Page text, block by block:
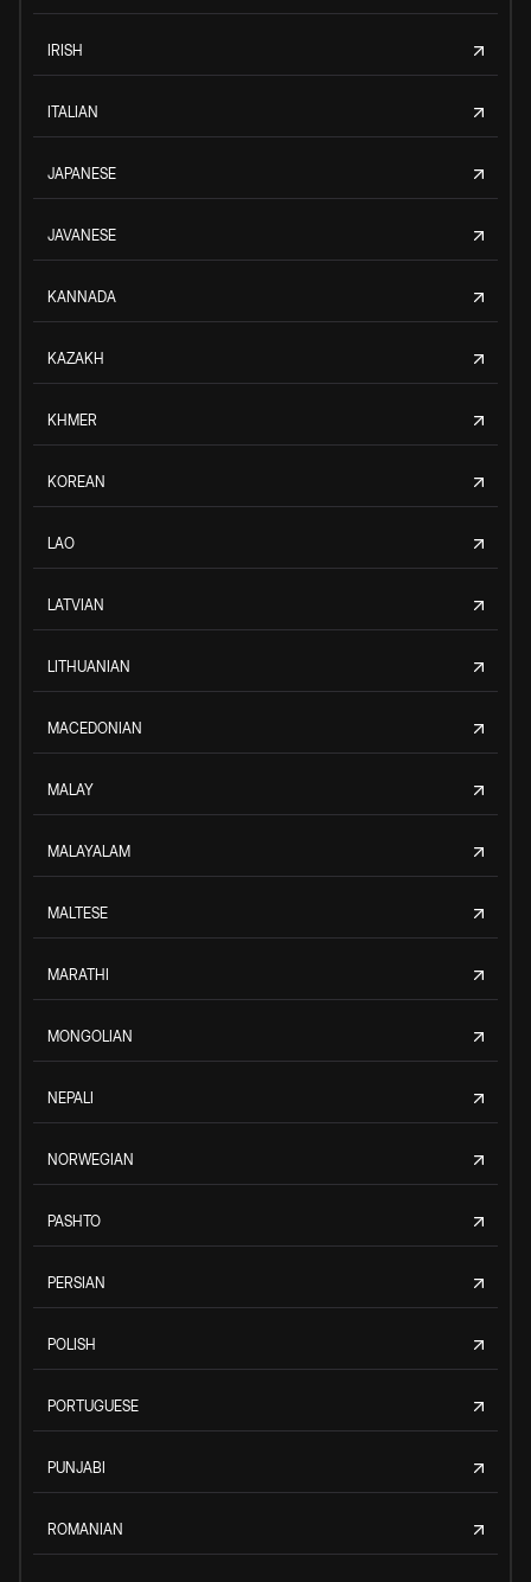
IRISH
ITALIAN
JAPANESE
JAVANESE
KANNADA
KAZAKH
KHMER
KOREAN
LAO
LATVIAN
LITHUANIAN
MACEDONIAN
MALAY
MALAYALAM
MALTESE
MARATHI
MONGOLIAN
NEPALI
NORWEGIAN
PASHTO
PERSIAN
POLISH
PORTUGUESE
PUNJABI
ROMANIAN